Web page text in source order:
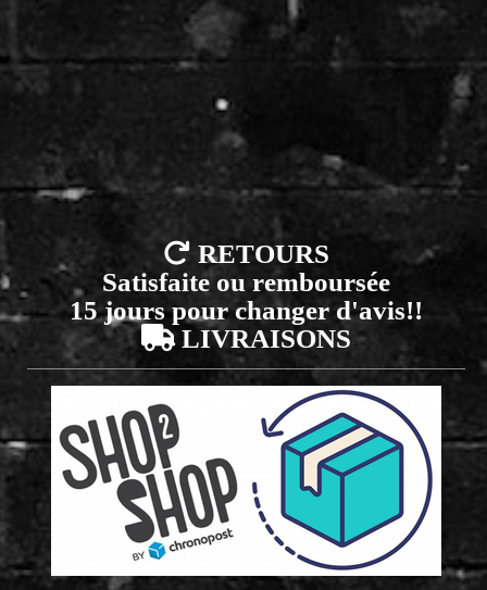
 RETOURS
Satisfaite ou remboursée
15 jours pour changer d'avis!!
 LIVRAISONS